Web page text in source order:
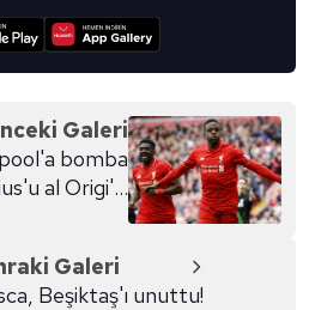
Galeri
bomba
al Origi'yi
Galeri
Beşiktaş'ı unuttu!